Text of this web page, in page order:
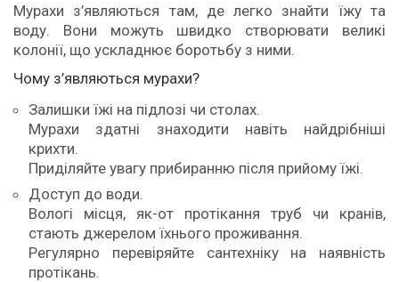
Мурахи з’являються там, де легко знайти їжу та
воду. Вони можуть швидко створювати великі
колонії, що ускладнює боротьбу з ними.
Чому з’являються мурахи?
Залишки їжі на підлозі чи столах.
Мурахи здатні знаходити навіть найдрібніші
крихти.
Приділяйте увагу прибиранню після прийому їжі.
Доступ до води.
Вологі місця, як-от протікання труб чи кранів,
стають джерелом їхнього проживання.
Регулярно перевіряйте сантехніку на наявність
протікань.